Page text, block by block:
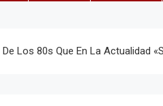
Los 80s Que En La Actualidad